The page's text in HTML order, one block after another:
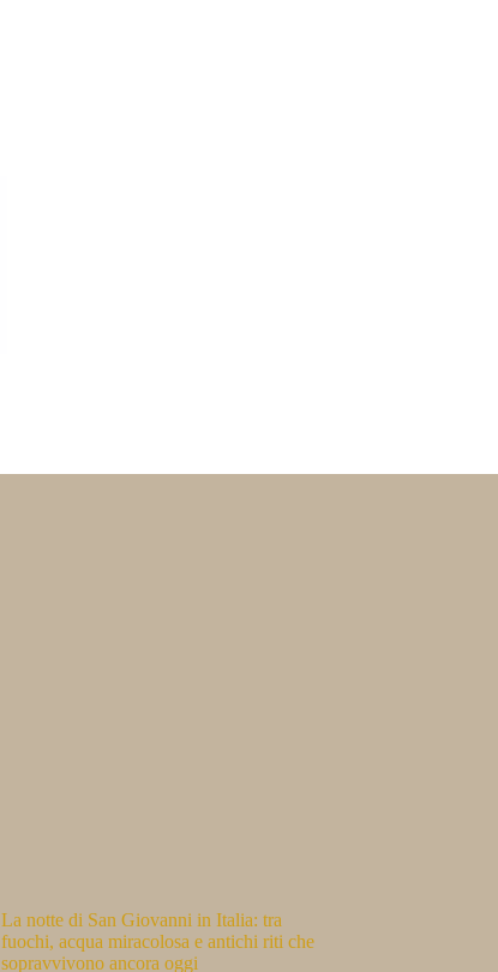
La notte di San Giovanni in Italia: tra
fuochi, acqua miracolosa e antichi riti che
sopravvivono ancora oggi